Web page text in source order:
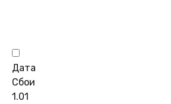
Дата
Сбои
1.01